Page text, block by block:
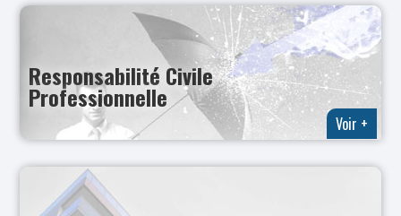
Responsabilité Civile
Professionnelle
Voir +